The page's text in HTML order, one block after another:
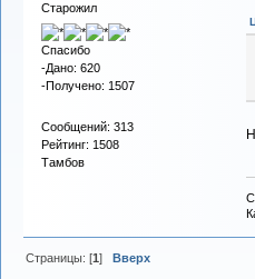
Старожил
Спасибо
-Дано: 620
-Получено: 1507
Сообщений: 313
Рейтинг: 1508
Тамбов
С
Страницы: [1]Вверх